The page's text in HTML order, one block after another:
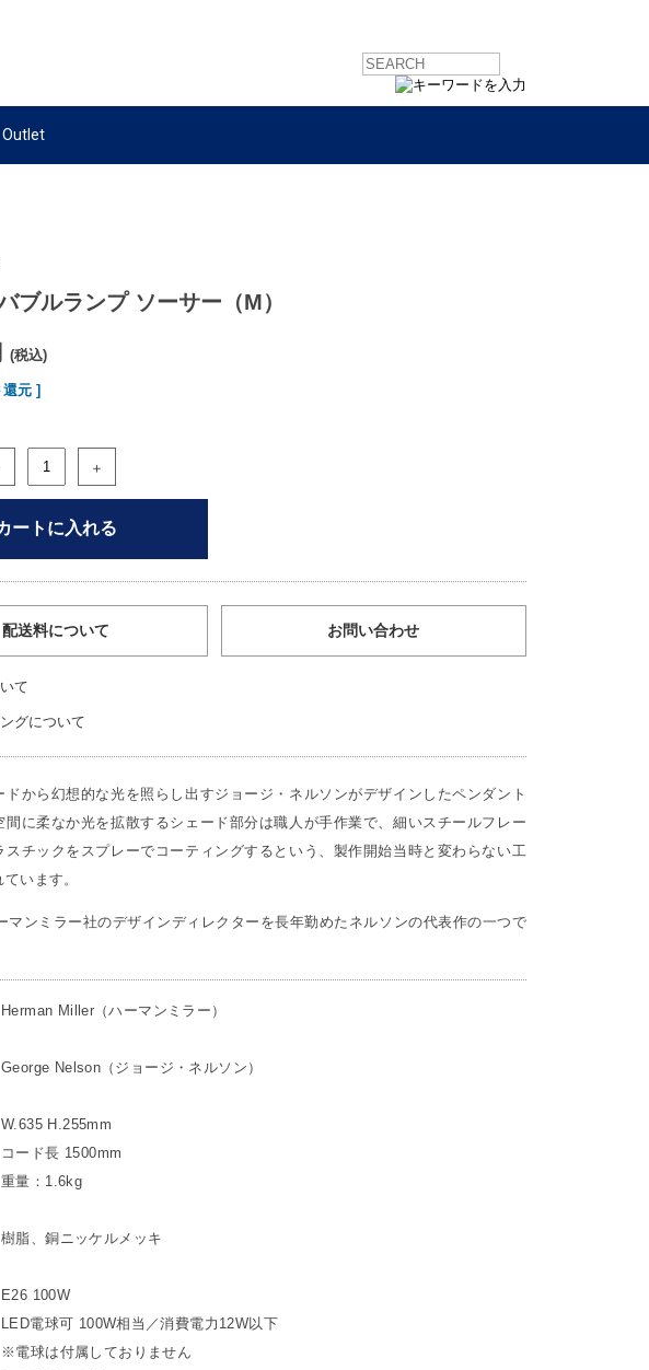
Outlet
ブルランプ ソーサー（M）
(税込)
元 ]
＋
ートに入れる
配送料について お問い合わせ
て
グについて
ドから幻想的な光を照らし出すジョージ・ネルソンがデザインしたペンダント
間に柔なか光を拡散するシェード部分は職人が手作業で、細いスチールフレー
スチックをスプレーでコーティングするという、製作開始当時と変わらない工
います。
マンミラー社のデザインディレクターを長年勤めたネルソンの代表作の一つで
Herman Miller（ハーマンミラー）
George Nelson（ジョージ・ネルソン）
W.635 H.255mm
コード長 1500mm
重量：1.6kg
樹脂、銅ニッケルメッキ
E26 100W
LED電球可 100W相当／消費電力12W以下
※電球は付属しておりません